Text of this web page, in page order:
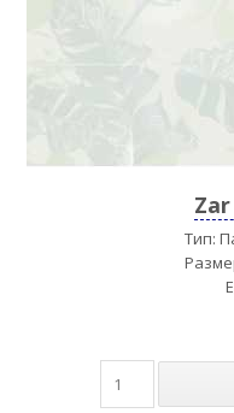
Тип: